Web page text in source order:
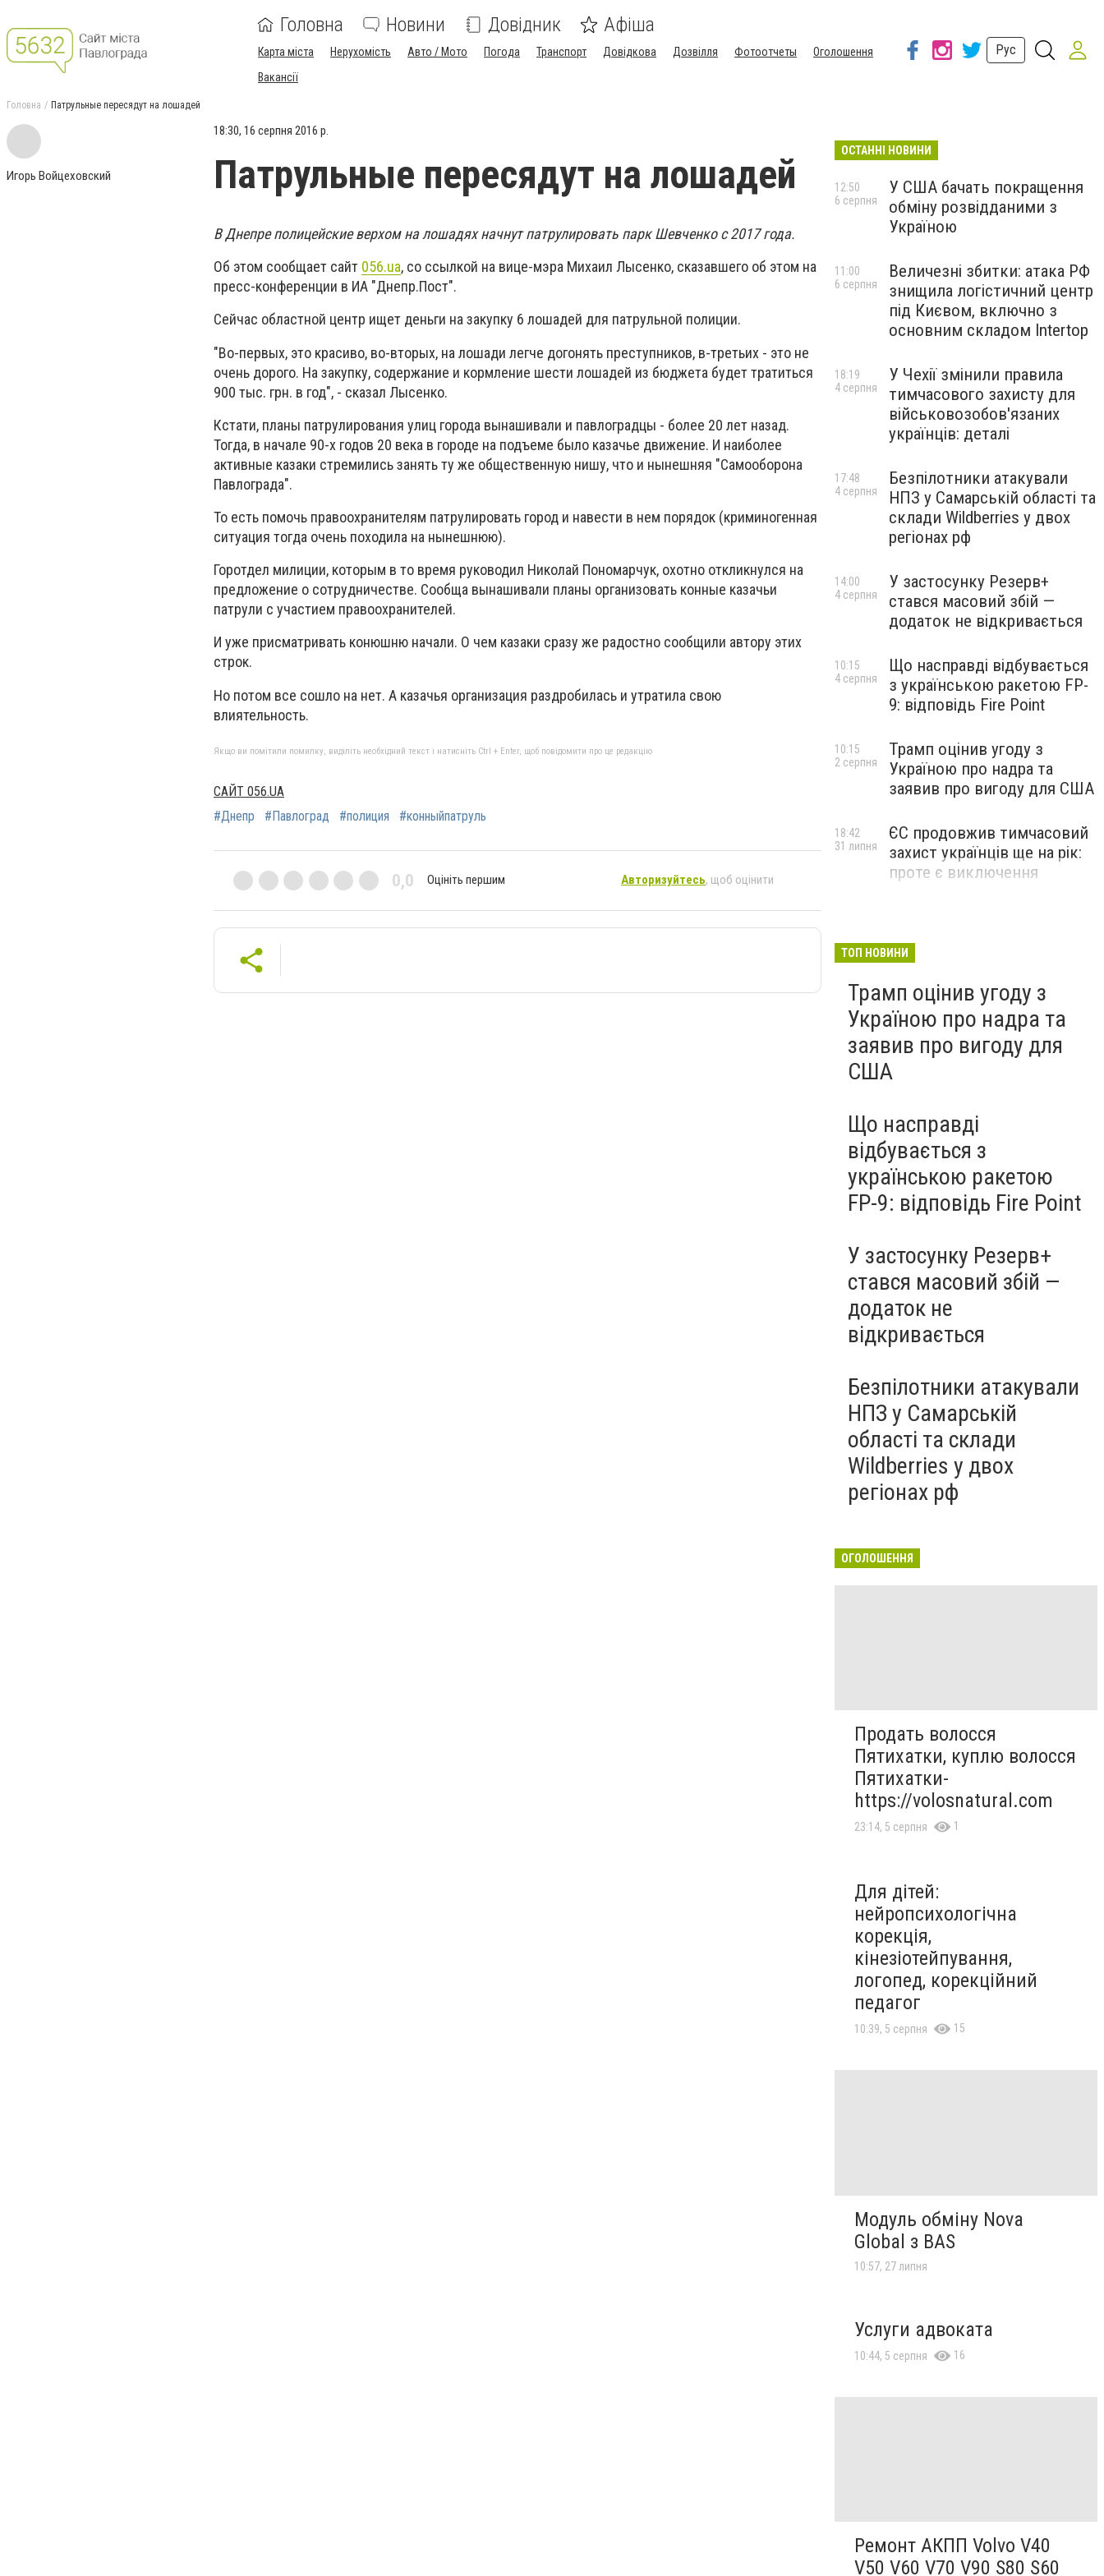
Головна Новини Довідник Афіша
Карта міста Нерухомість Авто / Мото Погода Транспорт Довідкова Дозвілля Фотоотчеты
Оголошення
Вакансії
Рус
Головна Патрульные пересядут на лошадей
Игорь Войцеховский
18:30, 16 серпня 2016 р.
Патрульные пересядут на лошадей
В Днепре полицейские верхом на лошадях начнут патрулировать парк Шевченко с 2017 года.
Об этом сообщает сайт 056.ua, со ссылкой на вице-мэра Михаил Лысенко, сказавшего об этом на
пресс-конференции в ИА "Днепр.Пост".
Сейчас областной центр ищет деньги на закупку 6 лошадей для патрульной полиции.
"Во-первых, это красиво, во-вторых, на лошади легче догонять преступников, в-третьих - это не
очень дорого. На закупку, содержание и кормление шести лошадей из бюджета будет тратиться
900 тыс. грн. в год", - сказал Лысенко.
Кстати, планы патрулирования улиц города вынашивали и павлоградцы - более 20 лет назад.
Тогда, в начале 90-х годов 20 века в городе на подъеме было казачье движение. И наиболее
активные казаки стремились занять ту же общественную нишу, что и нынешняя "Самооборона
Павлограда".
То есть помочь правоохранителям патрулировать город и навести в нем порядок (криминогенная
ситуация тогда очень походила на нынешнюю).
Горотдел милиции, которым в то время руководил Николай Пономарчук, охотно откликнулся на
предложение о сотрудничестве. Сообща вынашивали планы организовать конные казачьи
патрули с участием правоохранителей.
И уже присматривать конюшню начали. О чем казаки сразу же радостно сообщили автору этих
строк.
Но потом все сошло на нет. А казачья организация раздробилась и утратила свою
влиятельность.
Якщо ви помітили помилку, виділіть необхідний текст і натисніть Ctrl + Enter, щоб повідомити про це редакцію
САЙТ 056.UA
#Днепр
#Павлоград #полиция #конныйпатруль
0,0 Оцініть першим Авторизуйтесь, щоб оцінити
ОСТАННІ НОВИНИ
У США бачать покращення
обміну розвідданими з
Україною
12:50
6 серпня
Величезні збитки: атака РФ
знищила логістичний центр
під Києвом, включно з
основним складом Intertop
11:00
6 серпня
У Чехії змінили правила
тимчасового захисту для
військовозобов'язаних
українців: деталі
18:19
4 серпня
Безпілотники атакували
НПЗ у Самарській області та
склади Wildberries у двох
регіонах рф
17:48
4 серпня
У застосунку Резерв+
стався масовий збій —
додаток не відкривається
14:00
4 серпня
Що насправді відбувається
з українською ракетою FP-
9: відповідь Fire Point
10:15
4 серпня
Трамп оцінив угоду з
Україною про надра та
заявив про вигоду для США
10:15
2 серпня
ЄС продовжив тимчасовий
захист українців ще на рік:
проте є виключення
18:42
31 липня
ТОП НОВИНИ
Трамп оцінив угоду з
Україною про надра та
заявив про вигоду для
США
Що насправді
відбувається з
українською ракетою
FP-9: відповідь Fire Point
У застосунку Резерв+
стався масовий збій —
додаток не
відкривається
Безпілотники атакували
НПЗ у Самарській
області та склади
Wildberries у двох
регіонах рф
ОГОЛОШЕННЯ
Продать волосся
Пятихатки, куплю волосся
Пятихатки-
https://volosnatural.com
23:14, 5 серпня 1
Для дітей:
нейропсихологічна
корекція,
кінезіотейпування,
логопед, корекційний
педагог
10:39, 5 серпня 15
Модуль обміну Nova
Global з BAS
10:57, 27 липня
Услуги адвоката
10:44, 5 серпня 16
Ремонт АКПП Volvo V40
V50 V60 V70 V90 S80 S60